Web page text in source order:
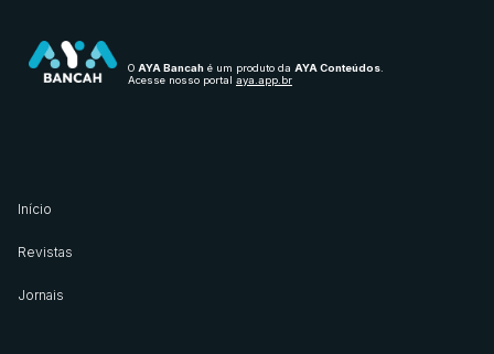
O AYA Bancah é um produto da AYA Conteúdos
Acesse nosso portal aya.app.br
Início
Revistas
Jornais